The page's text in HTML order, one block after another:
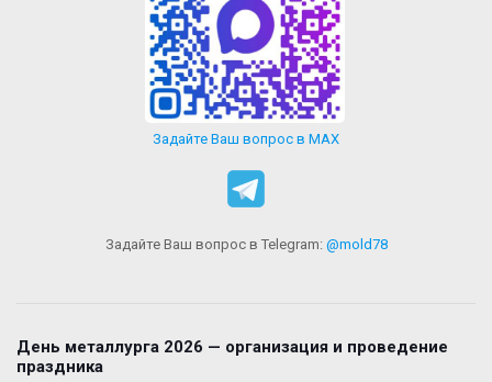
Задайте Ваш вопрос в MAX
Задайте Ваш вопрос в Telegram: @mold78
День металлурга 2026 — организация и проведение
праздника